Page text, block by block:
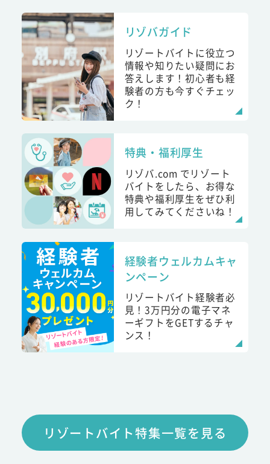
リゾバガイド
リゾートバイトに役立つ
情報や知りたい疑問にお
答えします！初心者も経
験者の方も今すぐチェッ
ク！
特典・福利厚生
リゾバ.com でリゾート
バイトをしたら、お得な
特典や福利厚生をぜひ利
用してみてくださいね！
経験者ウェルカムキャ
ンペーン
リゾートバイト経験者必
見！3万円分の電子マネ
ーギフトをGETするチャ
ンス！
リゾートバイト特集一覧を見る